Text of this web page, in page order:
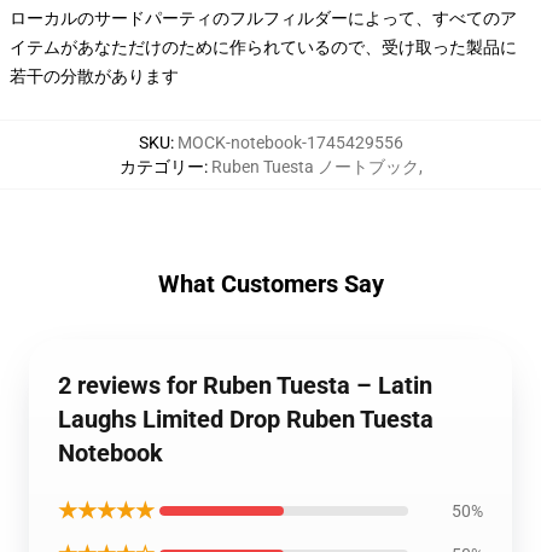
ローカルのサードパーティのフルフィルダーによって、すべてのア
イテムがあなただけのために作られているので、受け取った製品に
若干の分散があります
SKU: MOCK-notebook-1745429556
カテゴリー: Ruben Tuesta ノートブック,
What Customers Say
2 reviews for Ruben Tuesta – Latin
Laughs Limited Drop Ruben Tuesta
Notebook
★★★★★ 50%